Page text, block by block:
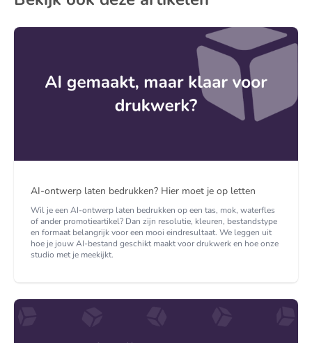
AI-ontwerp laten bedrukken? Hier moet je op letten
Wil je een AI-ontwerp laten bedrukken op een tas, mok, waterfles
of ander promotieartikel? Dan zijn resolutie, kleuren, bestandstype
en formaat belangrijk voor een mooi eindresultaat. We leggen uit
hoe je jouw AI-bestand geschikt maakt voor drukwerk en hoe onze
studio met je meekijkt.